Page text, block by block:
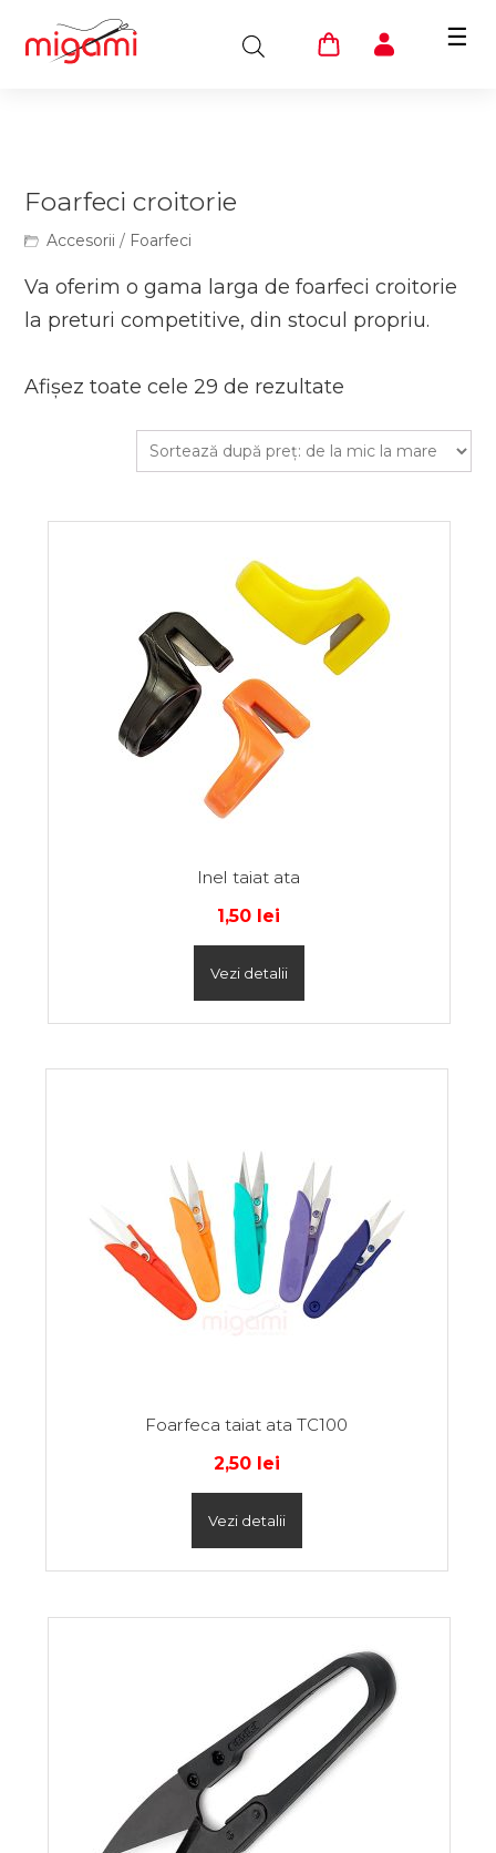
☰
Foarfeci croitorie
Accesorii / Foarfeci
Va oferim o gama larga de foarfeci croitorie
la preturi competitive, din stocul propriu.
Afișez toate cele 29 de rezultate
Inel taiat ata
1,50 lei
Vezi detalii
Foarfeca taiat ata TC100
2,50 lei
Vezi detalii